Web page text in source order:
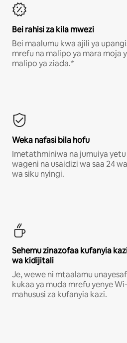
Bei rahisi za kila mwezi
Bei maalumu kwa ajili ya
mrefu na malipo ya mara moja
malipo ya ziada.*
Weka nafasi bila hofu
Imetathminiwa na jumuiya
wageni na usaidizi wa saa 24
wa siku nyingi.
Sehemu zinazofaa kufanyia
wa kidijitali
Je, wewe ni mtaalamu
kukaa ya muda mrefu yenye
mahususi za kufanyia kazi.